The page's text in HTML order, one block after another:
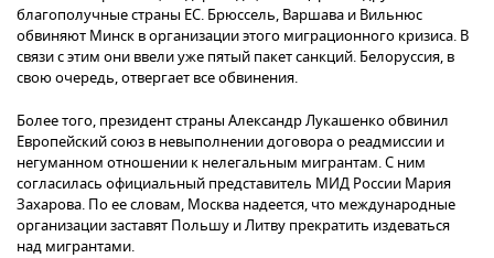
благополучные страны ЕС. Брюссель, Варшава и Вильнюс
обвиняют Минск в организации этого миграционного кризиса. В
связи с этим они ввели уже пятый пакет санкций. Белоруссия, в
свою очередь, отвергает все обвинения.
Более того, президент страны Александр Лукашенко обвинил
Европейский союз в невыполнении договора о реадмиссии и
негуманном отношении к нелегальным мигрантам. С ним
согласилась официальный представитель МИД России Мария
Захарова. По ее словам, Москва надеется, что международные
организации заставят Польшу и Литву прекратить издеваться
над мигрантами.